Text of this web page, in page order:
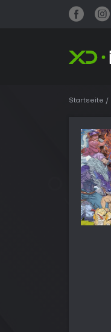
Startseite